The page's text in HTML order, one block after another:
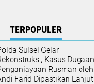
TERPOPULER
Sulsel Gelar
Kasus Dugaan
Rusman oleh
Farid Dipastikan Lanjut